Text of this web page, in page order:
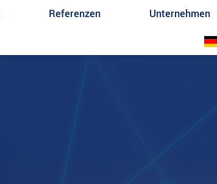
Referenzen Unternehmen